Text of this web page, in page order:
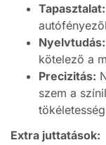
Tapasztalat:
Nyelvtudás:
kötelező a
Precizitás:
szem a
Extra juttatások: